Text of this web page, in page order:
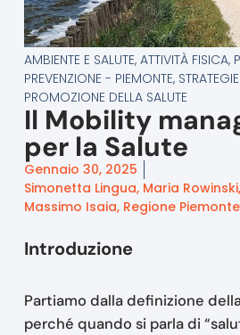
AMBIENTE E SALUTE, ATTIVITÀ FISICA,
PREVENZIONE - PIEMONTE,
PROMOZIONE DELLA SALUTE
Il Mobility
per la Salute
Gennaio 30, 2025
Simonetta Lingua, Maria
Massimo Isaia, Regione Piemonte
Introduzione
Partiamo dalla definizione
perché quando si parla di